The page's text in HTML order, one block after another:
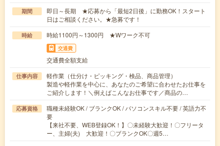
期間
即日～長期 ★応募から「最短2日後」に勤務OK！スタート
日はご相談ください。★急募です！
時給 時給1100円～1300円 ★Wワーク不可
交通費
交通費全額支給
仕事内容
軽作業（仕分け・ピッキング・検品、商品管理）
製造や軽作業を中心に、あなたのご希望に合わせたお仕事を
ご紹介します！＼例えばこんなお仕事です／商品の…
応募資格
職種未経験OK / ブランクOK / パソコンスキル不要 / 英語力不
要
【来社不要、WEB登録OK！】〇未経験大歓迎！〇フリータ
ー、主婦(夫) 大歓迎！〇ブランクOK〇週5…